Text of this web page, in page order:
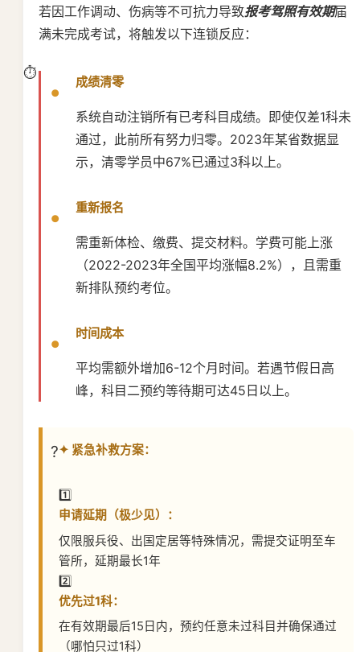
若因工作调动、伤病等不可抗力导致报考驾照有效期届
满未完成考试，将触发以下连锁反应：
成绩清零
系统自动注销所有已考科目成绩。即使仅差1科未
通过，此前所有努力归零。2023年某省数据显
示，清零学员中67%已通过3科以上。
重新报名
需重新体检、缴费、提交材料。学费可能上涨
（2022-2023年全国平均涨幅8.2%），且需重
新排队预约考位。
时间成本
平均需额外增加6-12个月时间。若遇节假日高
峰，科目二预约等待期可达45日以上。
✦ 紧急补救方案：
1️⃣
申请延期（极少见）：
仅限服兵役、出国定居等特殊情况，需提交证明至车
管所，延期最长1年
2️⃣
优先过1科：
在有效期最后15日内，预约任意未过科目并确保通过
（哪怕只过1科）